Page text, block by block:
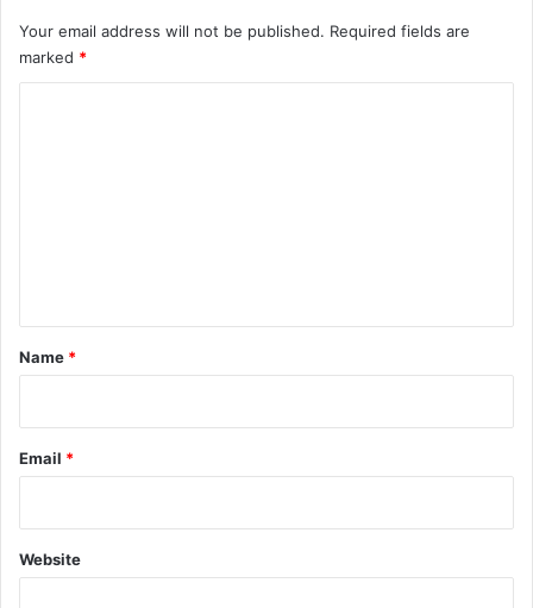
Your email address will not be published. Required fields are
marked *
*
Name *
Email *
Website